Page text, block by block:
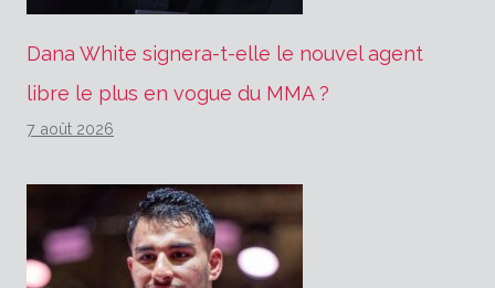
Dana White signera-t-elle le nouvel agent
libre le plus en vogue du MMA ?
7 août 2026